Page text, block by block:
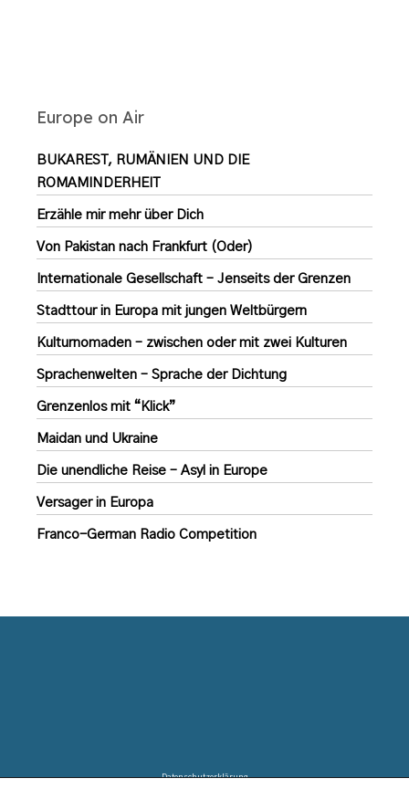
Europe on Air
BUKAREST, RUMÄNIEN UND DIE
ROMAMINDERHEIT
Erzähle mir mehr über Dich
Von Pakistan nach Frankfurt (Oder)
Internationale Gesellschaft – Jenseits der Grenzen
Stadttour in Europa mit jungen Weltbürgern
Kulturnomaden – zwischen oder mit zwei Kulturen
Sprachenwelten – Sprache der Dichtung
Grenzenlos mit “Klick”
Maidan und Ukraine
Die unendliche Reise – Asyl in Europe
Versager in Europa
Franco-German Radio Competition
Datenschutzerklärung